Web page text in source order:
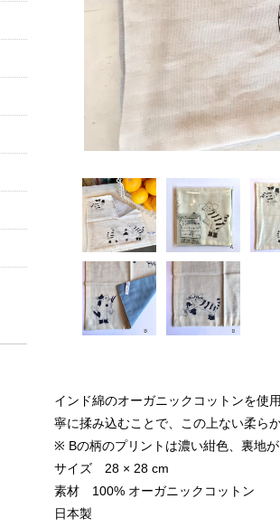
インド綿のオーガニックコットンを使
寧に揉み込むことで、この上ない柔ら
※ Bの柄のプリントは濃い紺色、裏地が
サイズ 28 × 28 cm
素材 100% オーガニックコットン
日本製